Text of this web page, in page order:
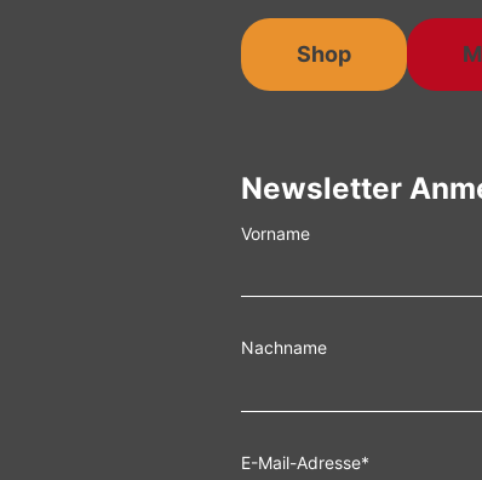
Shop
Newsletter
Vorname
Nachname
E-Mail-Adresse*